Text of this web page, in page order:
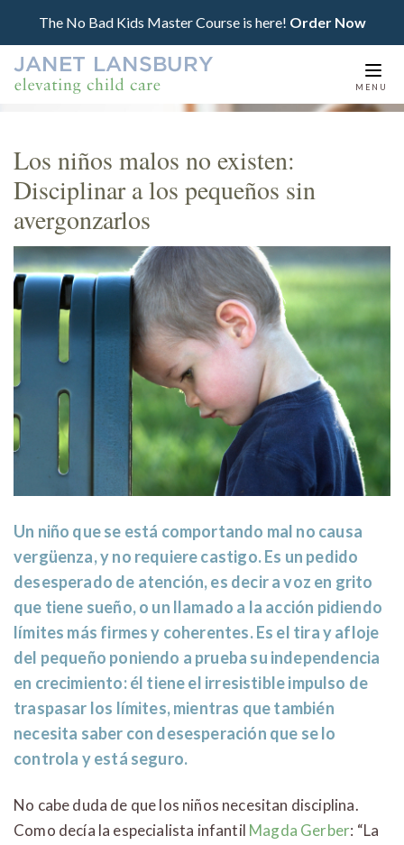
The No Bad Kids Master Course is here! Order Now
MENU
Los niños malos no existen:
Disciplinar a los pequeños sin
avergonzarlos
Un niño que se está comportando mal no causa
vergüenza, y no requiere castigo. Es un pedido
desesperado de atención, es decir a voz en grito
que tiene sueño, o un llamado a la acción pidiendo
límites más firmes y coherentes. Es el tira y afloje
del pequeño poniendo a prueba su independencia
en crecimiento: él tiene el irresistible impulso de
traspasar los límites, mientras que también
necesita saber con desesperación que se lo
controla y está seguro.
No cabe duda de que los niños necesitan disciplina.
Como decía la especialista infantil Magda Gerber: “La